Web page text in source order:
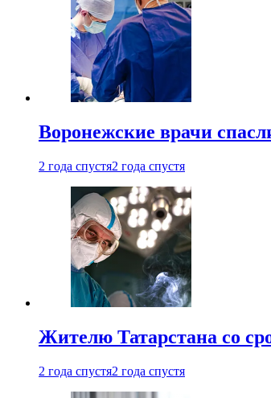
Воронежские врачи
2 года спустя2 года спустя
Жителю Татарстана со
2 года спустя2 года спустя